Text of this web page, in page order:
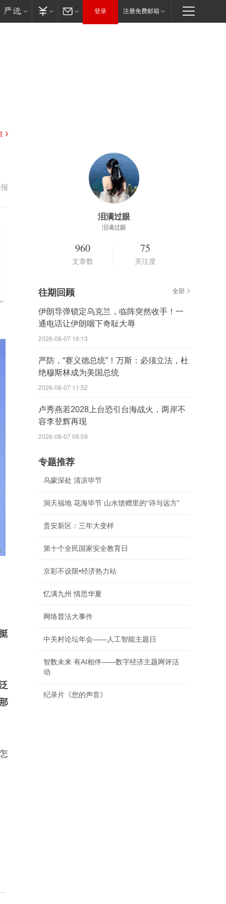
登录 注册免费邮箱
泪满过眼
泪满过眼
960
文章数
75
关注度
往期回顾 全部
伊朗导弹锁定乌克兰，临阵突然收手！一
通电话让伊朗咽下奇耻大辱
2026-08-07 16:13
严防，“赛义德总统”！万斯：必须立法，杜
绝穆斯林成为美国总统
2026-08-07 11:52
卢秀燕若2028上台恐引台海战火，两岸不
容李登辉再现
2026-08-07 06:59
专题推荐
乌蒙深处 清凉毕节
洞天福地 花海毕节 山水馈赠里的“诗与远方”
贵安新区：三年大变样
第十个全民国家安全教育日
京彩不设限•经济热力站
忆满九州 情思华夏
网络普法大事件
中关村论坛年会——人工智能主题日
智数未来 有AI相伴——数字经济主题网评活
动
纪录片《您的声音》